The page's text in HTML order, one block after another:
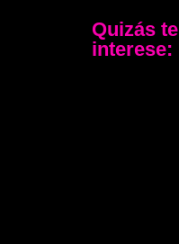
Quizás te
interese: